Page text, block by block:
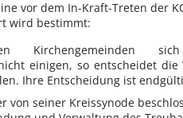
vor dem In-Kraft-Treten der
wird bestimmt:
Kirchengemeinden
einigen, so entscheidet
Ihre Entscheidung ist
von seiner Kreissynode